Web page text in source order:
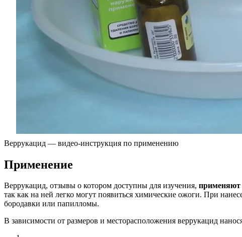
Веррукацид — видео-инструкция по применению
Применение
Веррукацид, отзывы о котором доступны для изучения, применяют
так как на ней легко могут появиться химические ожоги. При
бородавки или папилломы.
В зависимости от размеров и месторасположения веррукацид